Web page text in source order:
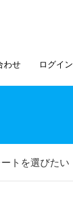
わせ ログイン
トを選びたい